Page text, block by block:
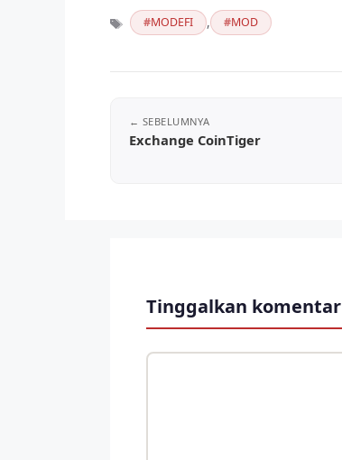
Tag MODEFI , MOD
Exchange CoinTiger
Tinggalkan komentar
Komentar
Nama
Surel
Situs